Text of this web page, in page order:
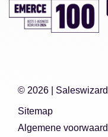
© 2026 | Saleswizard
Sitemap
Algemene